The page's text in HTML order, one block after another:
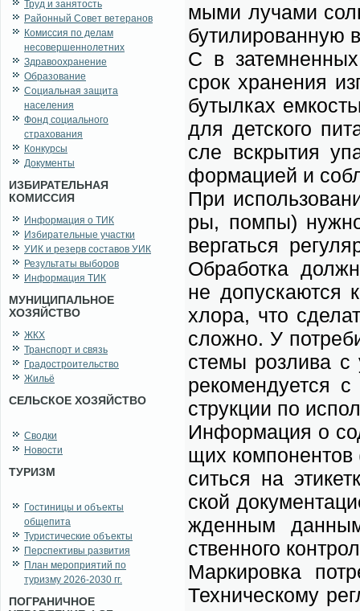
Труд и занятость
Районный Совет ветеранов
Комиссия по делам
несовершеннолетних
Здравоохранение
Образование
Социальная защита
населения
Фонд социального
страхования
Конкурсы
Документы
ИЗБИРАТЕЛЬНАЯ
КОМИССИЯ
Информация о ТИК
Избирательные участки
УИК и резерв составов УИК
Результаты выборов
Информация ТИК
МУНИЦИПАЛЬНОЕ
ХОЗЯЙСТВО
ЖКХ
Транспорт и связь
Градостроительство
Жильё
СЕЛЬСКОЕ ХОЗЯЙСТВО
Сводки
Новости
ТУРИЗМ
Гостиницы и объекты
общепита
Туристические объекты
Перспективы развития
План мероприятий по
туризму 2026-2030 гг.
ПОГРАНИЧНОЕ
мы­ми лу­ча­ми
бу­ти­ли­ро­ван­ную
С в
срок хра­не­ния
бу­тыл­ках
для дет­ско­го
сле вскры­тия
фор­ма­ци­ей и
При
ры, пом­пы)
вер­гать­ся
Об­ра­бот­ка
не до­пус­ка­ют­ся
хло­ра, что
слож­но. У
сте­мы роз­ли­ва с
ре­ко­мен­ду­ет­ся
струк­ции по
Ин­фор­ма­ция о
щих
сить­ся на
ской
жден­ным
ствен­но­го
Мар­ки­ров­ка
Тех­ни­че­ско­му